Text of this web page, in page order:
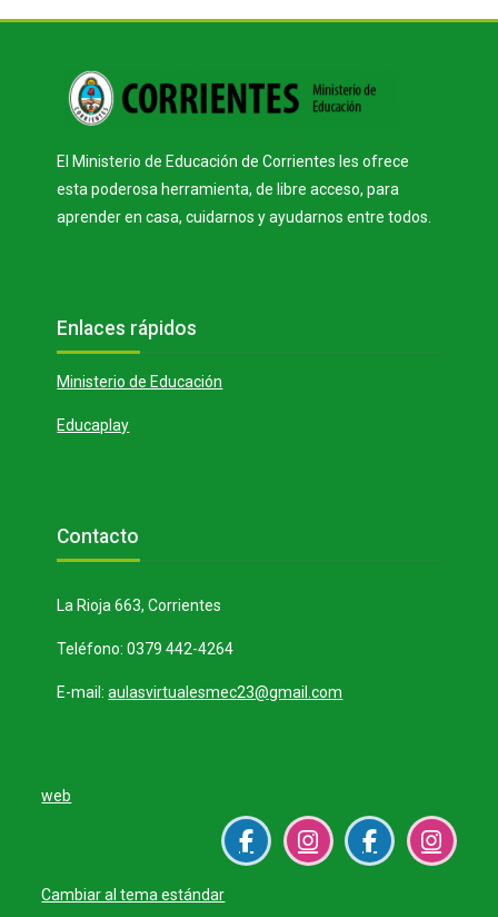
El Ministerio de Educación de Corrientes les ofrece
esta poderosa herramienta, de libre acceso, para
aprender en casa, cuidarnos y ayudarnos entre todos.
Bloques
Enlaces rápidos
Ministerio de Educación
Educaplay
Bloques
Contacto
La Rioja 663, Corrientes
Teléfono: 0379 442-4264
E-mail:aulasvirtualesmec23@gmail.com
web
Cambiar al tema estándar